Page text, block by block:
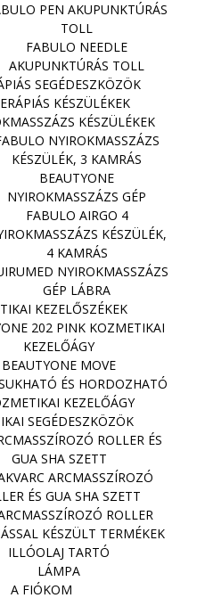
PEN AKUPUNKTÚRÁS
TOLL
FABULO NEEDLE
AKUPUNKTÚRÁS TOLL
SEGÉDESZKÖZÖK
KÉSZÜLÉKEK
KÉSZÜLÉKEK
NYIROKMASSZÁZS
KÉSZÜLÉK, 3 KAMRÁS
BEAUTYONE
NYIROKMASSZÁZS GÉP
FABULO AIRGO 4
KÉSZÜLÉK,
4 KAMRÁS
NYIROKMASSZÁZS
GÉP LÁBRA
KEZELŐSZÉKEK
202 PINK KOZMETIKAI
KEZELŐÁGY
BEAUTYONE MOVE
ÉS HORDOZHATÓ
KEZELŐÁGY
SEGÉDESZKÖZÖK
ROLLER ÉS
GUA SHA SZETT
ARCMASSZÍROZÓ
ÉS GUA SHA SZETT
ROLLER
KÉSZÜLT TERMÉKEK
ILLÓOLAJ TARTÓ
LÁMPA
A FIÓKOM